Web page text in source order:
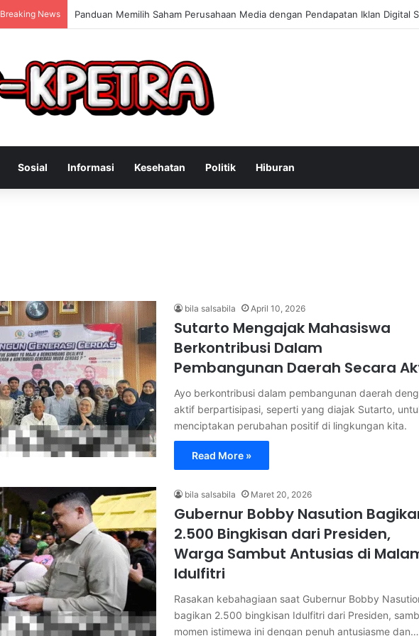
Breaking News Keterampilan Konsultan Bisnis Online untuk Meningkatkan Pendapatan
Sosial Informasi Kesehatan Politik Hiburan
bila salsabila April 10, 2026
Sutarto Mengajak Mahasiswa
Berkontribusi Dalam
Pembangunan Daerah Secara
Ayo berkontribusi dalam pembangunan daerah
aktif berpartisipasi, seperti yang diajak Sutarto,
menciptakan perubahan positif di lingkungan kita.
Read More »
bila salsabila Maret 20, 2026
Gubernur Bobby Nasution
2.500 Bingkisan dari Presiden,
Warga Sambut Antusias di
Idulfitri
Rasakan kebahagiaan saat Gubernur Bobby
bagikan 2.500 bingkisan Idulfitri dari Presiden,
momen istimewa ini dengan penuh antusiasme dan…